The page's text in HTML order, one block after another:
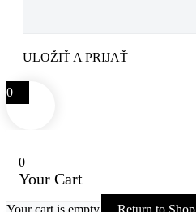
ULOŽIŤ A PRIJAŤ
0
0
Your Cart